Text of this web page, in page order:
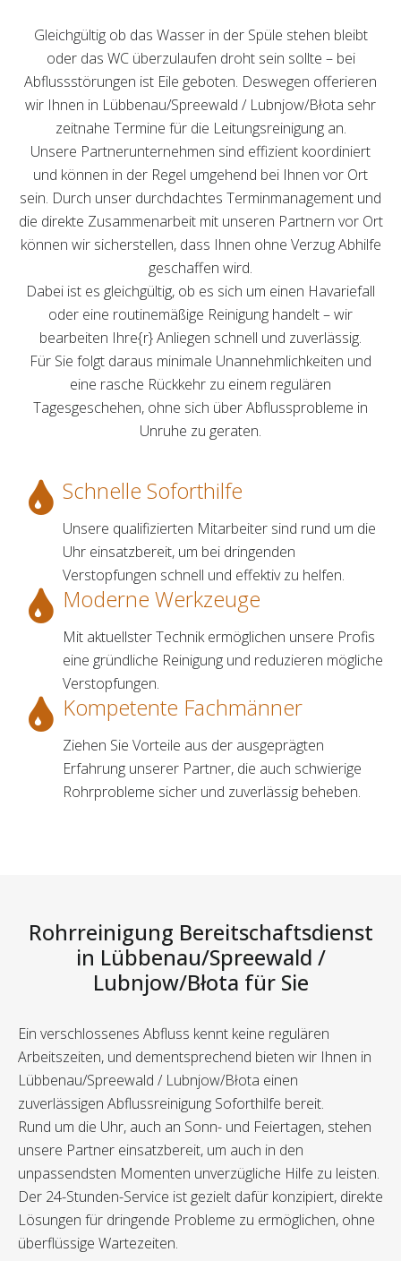
Gleichgültig ob das Wasser in der Spüle stehen bleibt
oder das WC überzulaufen droht sein sollte – bei
Abflussstörungen ist Eile geboten. Deswegen offerieren
wir Ihnen in Lübbenau/Spreewald / Lubnjow/Błota sehr
zeitnahe Termine für die Leitungsreinigung an.
Unsere Partnerunternehmen sind effizient koordiniert
und können in der Regel umgehend bei Ihnen vor Ort
sein. Durch unser durchdachtes Terminmanagement und
die direkte Zusammenarbeit mit unseren Partnern vor Ort
können wir sicherstellen, dass Ihnen ohne Verzug Abhilfe
geschaffen wird.
Dabei ist es gleichgültig, ob es sich um einen Havariefall
oder eine routinemäßige Reinigung handelt – wir
bearbeiten Ihre{r} Anliegen schnell und zuverlässig.
Für Sie folgt daraus minimale Unannehmlichkeiten und
eine rasche Rückkehr zu einem regulären
Tagesgeschehen, ohne sich über Abflussprobleme in
Unruhe zu geraten.
Schnelle Soforthilfe
Unsere qualifizierten Mitarbeiter sind rund um die
Uhr einsatzbereit, um bei dringenden
Verstopfungen schnell und effektiv zu helfen.
Moderne Werkzeuge
Mit aktuellster Technik ermöglichen unsere Profis
eine gründliche Reinigung und reduzieren mögliche
Verstopfungen.
Kompetente Fachmänner
Ziehen Sie Vorteile aus der ausgeprägten
Erfahrung unserer Partner, die auch schwierige
Rohrprobleme sicher und zuverlässig beheben.
Rohrreinigung Bereitschaftsdienst
in Lübbenau/Spreewald /
Lubnjow/Błota für Sie
Ein verschlossenes Abfluss kennt keine regulären
Arbeitszeiten, und dementsprechend bieten wir Ihnen in
Lübbenau/Spreewald / Lubnjow/Błota einen
zuverlässigen Abflussreinigung Soforthilfe bereit.
Rund um die Uhr, auch an Sonn- und Feiertagen, stehen
unsere Partner einsatzbereit, um auch in den
unpassendsten Momenten unverzügliche Hilfe zu leisten.
Der 24-Stunden-Service ist gezielt dafür konzipiert, direkte
Lösungen für dringende Probleme zu ermöglichen, ohne
überflüssige Wartezeiten.